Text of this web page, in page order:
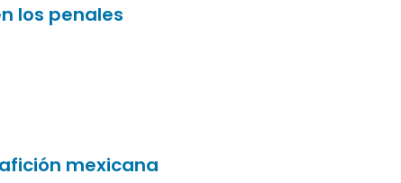
los penales
mexicana